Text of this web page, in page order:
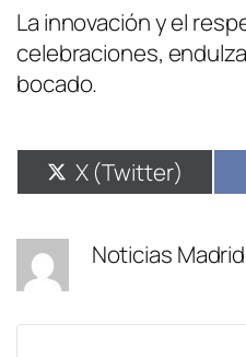
La innovación y el
celebraciones,
bocado.
X (Twitter)
Noticias Madrid